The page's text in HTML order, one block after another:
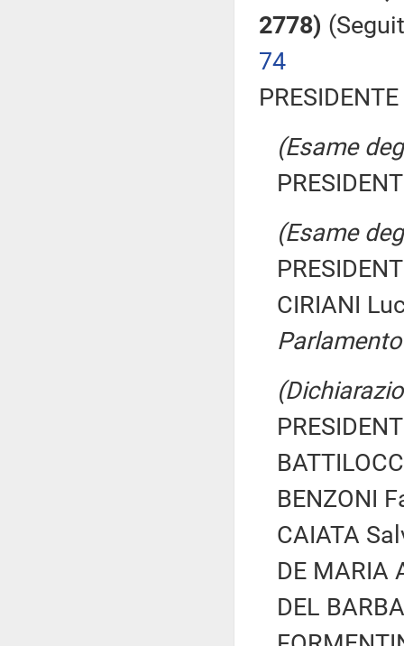
2778)
74
(Esame
(Esame
CIRIANI
Parlamento
BENZONI
CAIATA
DE MARIA
DEL